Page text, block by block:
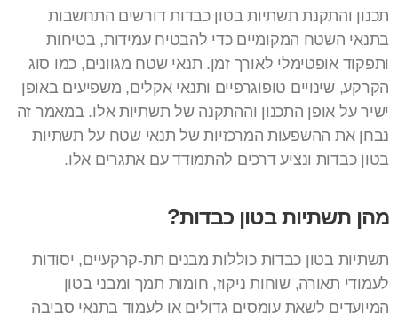
תכנון והתקנת תשתיות בטון כבדות דורשים התחשבות
בתנאי השטח המקומיים כדי להבטיח עמידות, בטיחות
ותפקוד אופטימלי לאורך זמן. תנאי שטח מגוונים, כמו סוג
הקרקע, שינויים טופוגרפיים ותנאי אקלים, משפיעים באופן
ישיר על אופן התכנון וההתקנה של תשתיות אלו. במאמר זה
נבחן את ההשפעות המרכזיות של תנאי שטח על תשתיות
בטון כבדות ונציע דרכים להתמודד עם אתגרים אלו.
מהן תשתיות בטון כבדות?
תשתיות בטון כבדות כוללות מבנים תת-קרקעיים, יסודות
לעמודי תאורה, שוחות ניקוז, חומות תמך ומבני בטון
המיועדים לשאת עומסים גדולים או לעמוד בתנאי סביבה